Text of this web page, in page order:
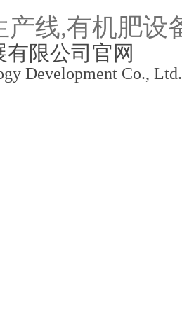
Development Co., Ltd.